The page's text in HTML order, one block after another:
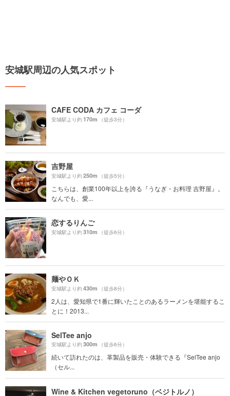
安城駅周辺の人気スポット
CAFE CODA カフェ コーダ
安城駅より約170m （徒歩3分）
吉野屋
安城駅より約250m （徒歩5分）
こちらは、創業100年以上を誇る『うなぎ・お料理 吉野屋』。
なんでも、愛...
恋するりんご
安城駅より約310m （徒歩6分）
麺やＯＫ
安城駅より約430m （徒歩8分）
2人は、愛知県で1番に輝いたことのあるラーメンを堪能するこ
とに！2013...
SelTee anjo
安城駅より約300m （徒歩6分）
続いて訪れたのは、革製品を販売・体験できる『SelTee anjo
（セル...
Wine & Kitchen vegetoruno（ベジトルノ）